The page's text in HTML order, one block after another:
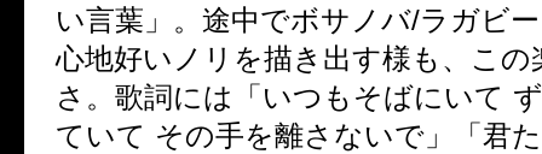
い言葉」。途中でボサノバ/ラガビ
心地好いノリを描き出す様も、この
さ。歌詞には「いつもそばにいて
ていて その手を離さないで」「君